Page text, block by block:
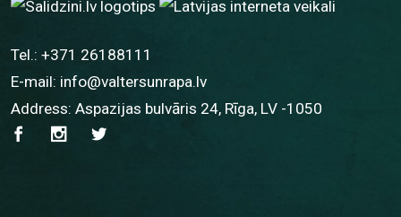
Tel.: +371 26188111
E-mail: info@valtersunrapa.lv
Address: Aspazijas bulvāris 24, Rīga, LV -1050